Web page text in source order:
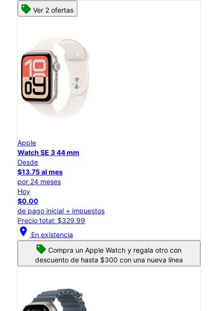
Ver 2 ofertas
Apple
Watch SE 3 44 mm
Desde
$13.75 al mes
por 24 meses
Hoy
$0.00
de pago inicial + impuestos
Precio total: $329.99
location_on En existencia
Compra un Apple Watch y regala otro con
descuento de hasta $300 con una nueva línea